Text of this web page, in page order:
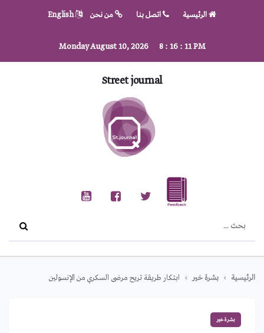
الرئيسية اتصل بنا من نحن English
Monday August 10, 2026 8: 16: 11PM
Street journal
الرئيسية بشرة خير ابتكار طريقة تريح مرضى السكري من الإنسولين
بشرة خير